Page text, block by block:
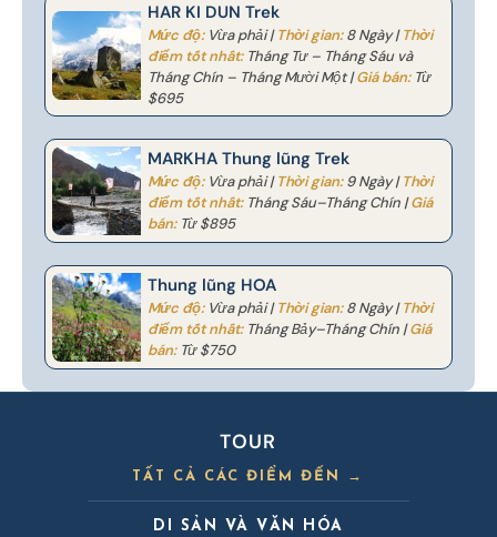
HAR KI DUN Trek
Mức độ:Vừa phải |Thời gian:8 Ngày |Thời
điểm tốt nhất:Tháng Tư – Tháng Sáu và
Tháng Chín – Tháng Mười Một |Giá bán:Từ
$695
MARKHA Thung lũng Trek
Mức độ:Vừa phải |Thời gian:9 Ngày |Thời
điểm tốt nhất:Tháng Sáu–Tháng Chín |Giá
bán:Từ $895
Thung lũng HOA
Mức độ:Vừa phải |Thời gian:8 Ngày |Thời
điểm tốt nhất:Tháng Bảy–Tháng Chín |Giá
bán:Từ $750
TOUR
TẤT CẢ CÁC ĐIỂM ĐẾN →
DI SẢN VÀ VĂN HÓA